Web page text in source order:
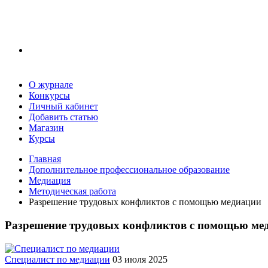
О журнале
Конкурсы
Личный кабинет
Добавить статью
Магазин
Курсы
Главная
Дополнительное профессиональное образование
Медиация
Методическая работа
Разрешение трудовых конфликтов с помощью медиации
Разрешение трудовых конфликтов с помощью
Специалист по медиации 03 июля 2025